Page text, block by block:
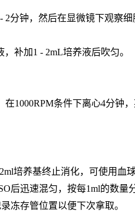
分钟，然后在显微镜下观察
补加1 - 2mL培养液后吹匀。
1000RPM条件下离心4分钟
培养基终止消化，可使用血
后迅速混匀，按每1ml的数
冻存管位置以便下次拿取。